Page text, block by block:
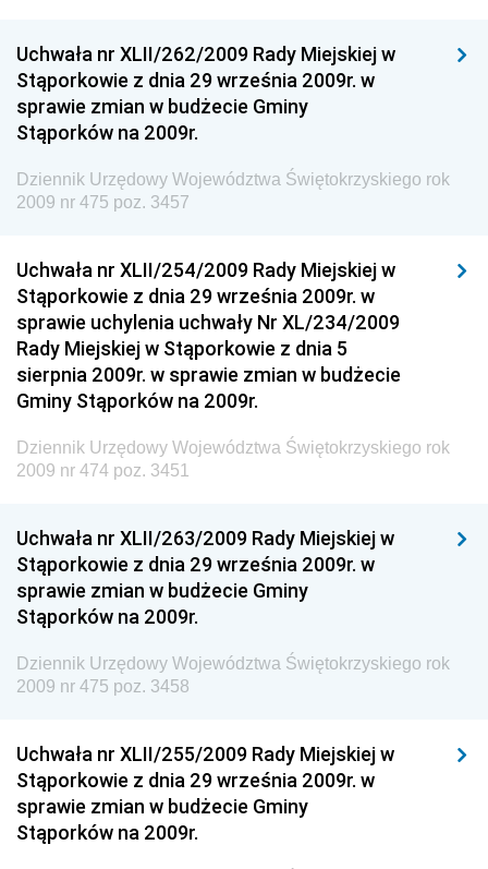
Dziennik Urzędowy Ministra Kultury, Dziedzictwa
Narodowego i Sportu
Dziennik Urzędowy Ministra Rodziny i Polityki
Społecznej
Dziennik Urzędowy Komendy Głównej Straży
Granicznej
Drogowego
Dziennik Urzędowy Narodowego Banku Polskiego
Dziennik Urzędowy Komendy Głównej Policji
Dziennik Urzędowy Ministra Pracy i Polityki
Społecznej
Dziennik Urzędowy Ministra Transportu, Budownictwa
i Gospodarki Morskiej
Dziennik Urzędowy Ministra Spraw Zagranicznych
Dziennik Urzędowy Centralnego Biura
Antykorupcyjnego
Wewnętrznego
Dziennik Urzędowy Urzędu Patentowego
Dziennik Urzędowy Generalnej Dyrekcji Dróg
Krajowych i Autostrad
Dziennik Urzędowy Ministra Środowiska
Uchwała nr XLII/262/2009 Rady Miejskiej w
Stąporkowie z dnia 29 września 2009r. w
sprawie zmian w budżecie Gminy
Stąporków na 2009r.
Dziennik Urzędowy Województwa Świętokrzyskiego rok
2009 nr 475 poz. 3457
Uchwała nr XLII/254/2009 Rady Miejskiej w
Stąporkowie z dnia 29 września 2009r. w
sprawie uchylenia uchwały Nr XL/234/2009
Rady Miejskiej w Stąporkowie z dnia 5
sierpnia 2009r. w sprawie zmian w budżecie
Gminy Stąporków na 2009r.
Dziennik Urzędowy Województwa Świętokrzyskiego rok
2009 nr 474 poz. 3451
Uchwała nr XLII/263/2009 Rady Miejskiej w
Stąporkowie z dnia 29 września 2009r. w
sprawie zmian w budżecie Gminy
Stąporków na 2009r.
Dziennik Urzędowy Województwa Świętokrzyskiego rok
2009 nr 475 poz. 3458
Uchwała nr XLII/255/2009 Rady Miejskiej w
Stąporkowie z dnia 29 września 2009r. w
sprawie zmian w budżecie Gminy
Stąporków na 2009r.